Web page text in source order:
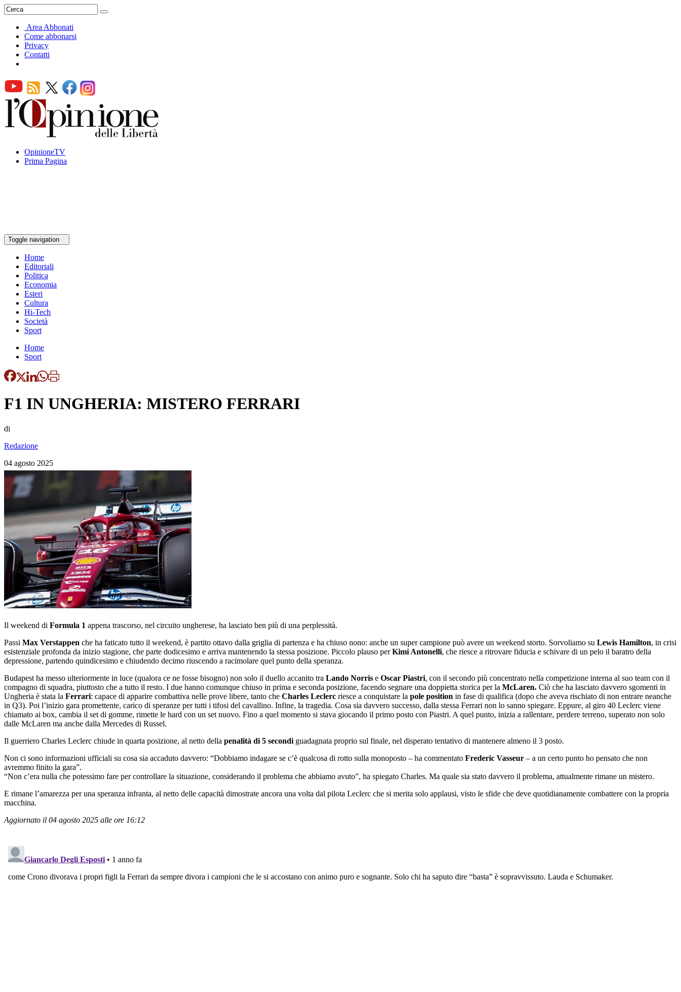
Area Abbonati
Come abbonarsi
Privacy
Contatti
OpinioneTV
Prima Pagina
Toggle navigation
Home
Editoriali
Politica
Economia
Esteri
Cultura
Hi-Tech
Società
Sport
Home
Sport
F1 IN UNGHERIA: MISTERO FERRARI
di
Redazione
04 agosto 2025
Il weekend di Formula 1 appena trascorso, nel circuito ungherese, ha lasciato ben più di una perplessità.
Passi Max Verstappen che ha faticato tutto il weekend, è partito ottavo dalla griglia di partenza e ha chiuso nono: anche un super campione può avere un weekend storto. Sorvoliamo su Lewis Hamilton, in crisi
esistenziale profonda da inizio stagione, che parte dodicesimo e arriva mantenendo la stessa posizione. Piccolo plauso perKimi Antonelli, che riesce a ritrovare fiducia e schivare di un pelo il baratro della
depressione, partendo quindicesimo e chiudendo decimo riuscendo a racimolare quel punto della speranza.
Budapest ha messo ulteriormente in luce (qualora ce ne fosse bisogno) non solo il duello accanito tra Lando Norris e Oscar Piastri, con il secondo più concentrato nella competizione interna al suo team con il
compagno di squadra, piuttosto che a tutto il resto. I due hanno comunque chiuso in prima e seconda posizione, facendo segnare una doppietta storica per la McLaren. Ciò che ha lasciato davvero sgomenti in
Ungheria è stata la Ferrari: capace di apparire combattiva nelle prove libere, tanto che Charles Leclerc riesce a conquistare la pole position in fase di qualifica (dopo che aveva rischiato di non entrare neanche
in Q3). Poi l’inizio gara promettente, carico di speranze per tutti i tifosi del cavallino. Infine, la tragedia. Cosa sia davvero successo, dalla stessa Ferrari non lo sanno spiegare. Eppure, al giro 40 Leclerc viene
chiamato ai box, cambia il set di gomme, rimette le hard con un set nuovo. Fino a quel momento si stava giocando il primo posto con Piastri. A quel punto, inizia a rallentare, perdere terreno, superato non solo
dalle McLaren ma anche dalla Mercedes di Russel.
Il guerriero Charles Leclerc chiude in quarta posizione, al netto della penalità di 5 secondi guadagnata proprio sul finale, nel disperato tentativo di mantenere almeno il 3 posto.
Non ci sono informazioni ufficiali su cosa sia accaduto davvero: “Dobbiamo indagare se c’è qualcosa di rotto sulla monoposto – ha commentato Frederic Vasseur – a un certo punto ho pensato che non
avremmo finito la gara”.
“Non c’era nulla che potessimo fare per controllare la situazione, considerando il problema che abbiamo avuto”, ha spiegato Charles. Ma quale sia stato davvero il problema, attualmente rimane un mistero.
E rimane l’amarezza per una speranza infranta, al netto delle capacità dimostrate ancora una volta dal pilota Leclerc che si merita solo applausi, visto le sfide che deve quotidianamente combattere con la propria
macchina.
Aggiornato il 04 agosto 2025 alle ore 16:12